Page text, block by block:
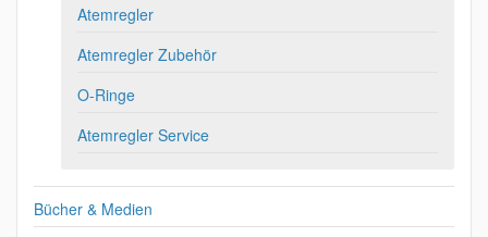
Atemregler
Atemregler Zubehör
O-Ringe
Atemregler Service
Bücher & Medien